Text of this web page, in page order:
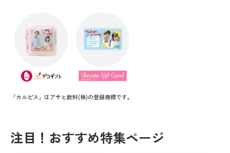
「カルピス」はアサヒ飲料(株)の登録商標です。
注目！おすすめ特集ページ